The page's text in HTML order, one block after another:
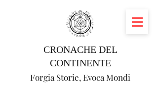
CRONACHE DEL
CONTINENTE
Forgia Storie, Evoca Mondi